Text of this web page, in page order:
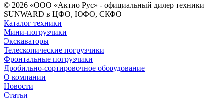
© 2026 «ООО «Актио Рус» - официальный дилер техники
SUNWARD в ЦФО, ЮФО, СКФО
Каталог техники
Мини-погрузчики
Экскаваторы
Телескопические погрузчики
Фронтальные погрузчики
Дробильно-сортировочное оборудование
О компании
Новости
Статьи